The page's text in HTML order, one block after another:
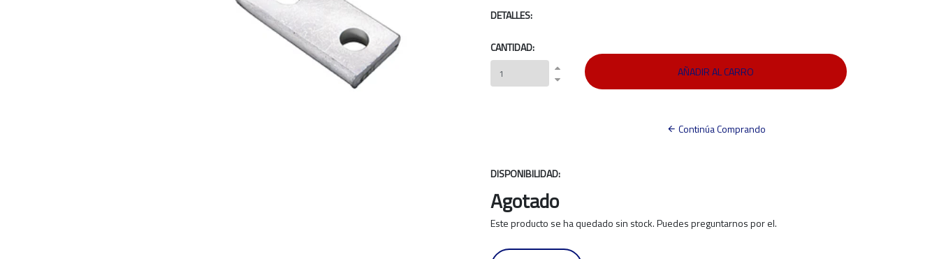
DETALLES:
CANTIDAD:
Continúa Comprando
DISPONIBILIDAD:
Agotado
Este producto se ha quedado sin stock. Puedes preguntarnos por el.